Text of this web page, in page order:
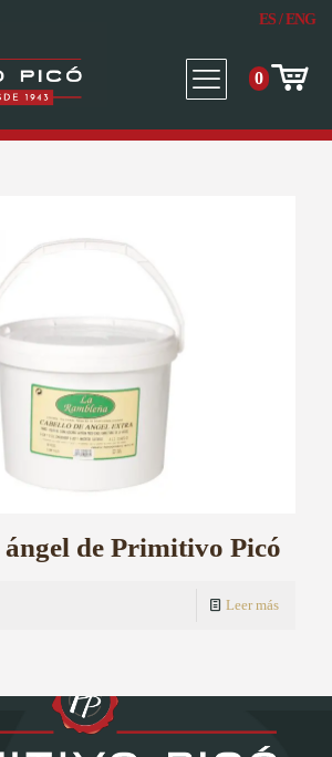
0
ES /ENG
ángel de Primitivo Picó
Leer más